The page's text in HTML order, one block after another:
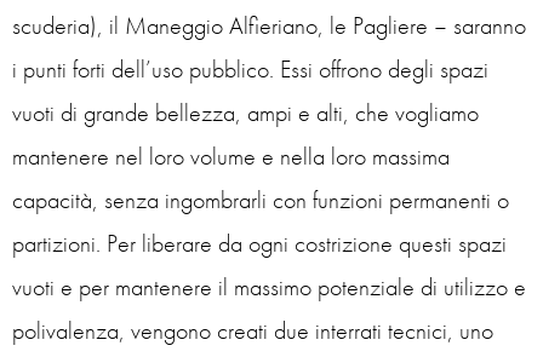
scuderia), il Maneggio Alfieriano, le Pagliere – saranno
i punti forti dell’uso pubblico. Essi offrono degli spazi
vuoti di grande bellezza, ampi e alti, che vogliamo
mantenere nel loro volume e nella loro massima
capacità, senza ingombrarli con funzioni permanenti o
partizioni. Per liberare da ogni costrizione questi spazi
vuoti e per mantenere il massimo potenziale di utilizzo e
polivalenza, vengono creati due interrati tecnici, uno